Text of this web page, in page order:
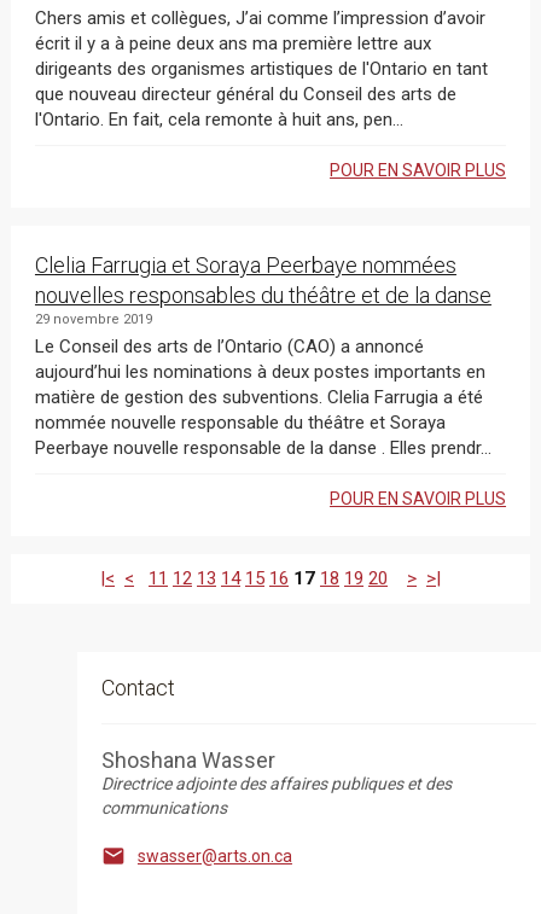
Chers amis et collègues, J’ai comme l’impression d’avoir
écrit il y a à peine deux ans ma première lettre aux
dirigeants des organismes artistiques de l'Ontario en tant
que nouveau directeur général du Conseil des arts de
l'Ontario. En fait, cela remonte à huit ans, pen...
POUR EN SAVOIR PLUS
Clelia Farrugia et Soraya Peerbaye nommées
nouvelles responsables du théâtre et de la danse
29 novembre 2019
Le Conseil des arts de l’Ontario (CAO) a annoncé
aujourd’hui les nominations à deux postes importants en
matière de gestion des subventions. Clelia Farrugia a été
nommée nouvelle responsable du théâtre et Soraya
Peerbaye nouvelle responsable de la danse . Elles prendr...
POUR EN SAVOIR PLUS
|< < 11 12 13 14 15 16 17 18 19 20 > >|
Contact
Shoshana Wasser
Directrice adjointe des affaires publiques et des
communications
 swasser@arts.on.ca